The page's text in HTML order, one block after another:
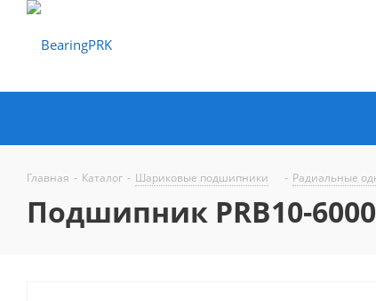
Главная - Каталог - Шариковые подшипники - Радиальные
Подшипник PRB10-6000-